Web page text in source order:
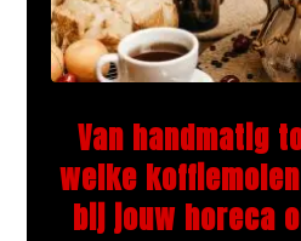
Van handmatig
welke
bij jouw horeca